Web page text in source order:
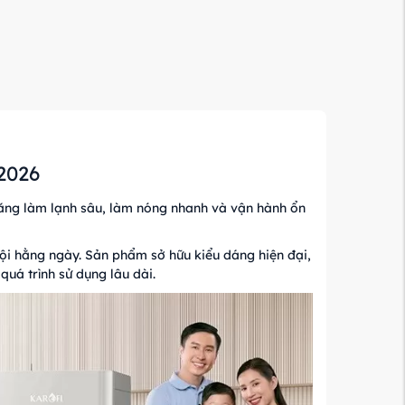
làm lạnh sâu, làm nóng nhanh và vận hành ổn
hằng ngày. Sản phẩm sở hữu kiểu dáng hiện đại,
trình sử dụng lâu dài.